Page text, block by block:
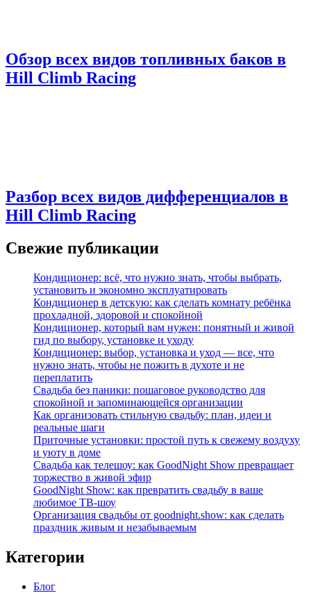
Обзор всех видов топливных баков в
Hill Climb Racing
Разбор всех видов дифференциалов в
Hill Climb Racing
Свежие публикации
Кондиционер: всё, что нужно знать, чтобы выбрать,
установить и экономно эксплуатировать
Кондиционер в детскую: как сделать комнату ребёнка
прохладной, здоровой и спокойной
Кондиционер, который вам нужен: понятный и живой
гид по выбору, установке и уходу
Кондиционер: выбор, установка и уход — все, что
нужно знать, чтобы не пожить в духоте и не
переплатить
Свадьба без паники: пошаговое руководство для
спокойной и запоминающейся организации
Как организовать стильную свадьбу: план, идеи и
реальные шаги
Приточные установки: простой путь к свежему воздуху
и уюту в доме
Свадьба как телешоу: как GoodNight Show превращает
торжество в живой эфир
GoodNight Show: как превратить свадьбу в ваше
любимое ТВ-шоу
Организация свадьбы от goodnight.show: как сделать
праздник живым и незабываемым
Категории
Блог